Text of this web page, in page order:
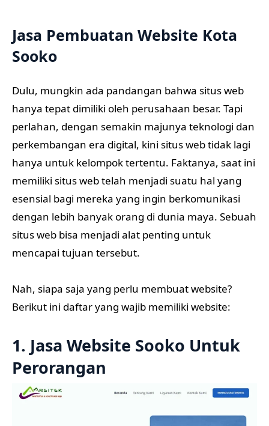
Jasa Pembuatan Website Kota
Sooko
Dulu, mungkin ada pandangan bahwa situs web
hanya tepat dimiliki oleh perusahaan besar. Tapi
perlahan, dengan semakin majunya teknologi dan
perkembangan era digital, kini situs web tidak lagi
hanya untuk kelompok tertentu. Faktanya, saat ini
memiliki situs web telah menjadi suatu hal yang
esensial bagi mereka yang ingin berkomunikasi
dengan lebih banyak orang di dunia maya. Sebuah
situs web bisa menjadi alat penting untuk
mencapai tujuan tersebut.
Nah, siapa saja yang perlu membuat website?
Berikut ini daftar yang wajib memiliki website:
1. Jasa Website Sooko Untuk
Perorangan